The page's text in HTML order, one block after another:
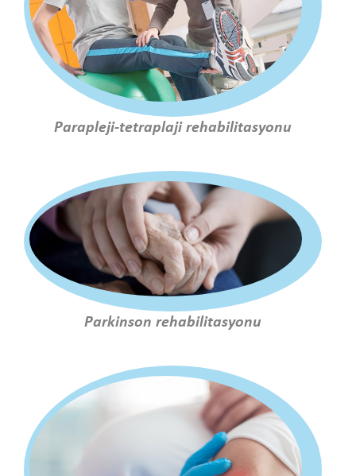
Parapleji-tetraplaji rehabilitasyonu
Parkinson rehabilitasyonu